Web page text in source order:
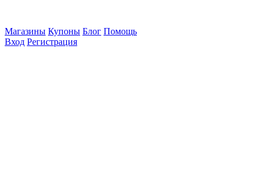
Магазины Купоны Блог Помощь
Вход Регистрация